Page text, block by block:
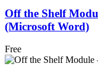
Off the Shelf
(Microsoft Word)
Free